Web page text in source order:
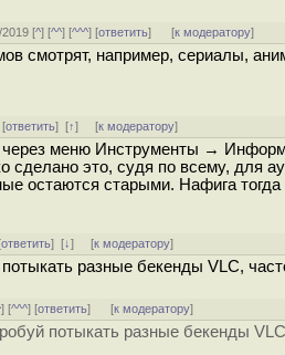
[^] [^^] [^^^] [ответить] [к модератору]
смотрят, например, сериалы,
[ответить][↑] [к модератору]
через меню Инструменты →
сделано это, судя по всему, для
остаются старыми. Нафига
ответить][↓] [к модератору]
разные бекенды VLC,
] [^^^] [ответить] [к модератору]
потыкать разные бекенды